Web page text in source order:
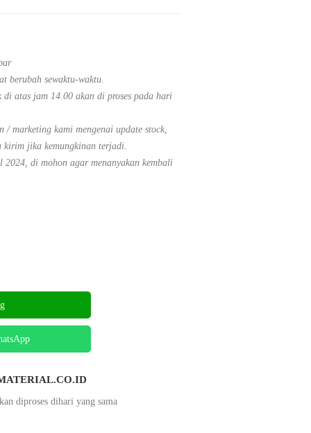
berubah sewaktu-waktu.
di atas jam 14.00 akan di proses pada hari
/ marketing kami mengenai update stock,
jika kemungkinan terjadi.
di mohon agar menanyakan kembali
diproses dihari yang sama